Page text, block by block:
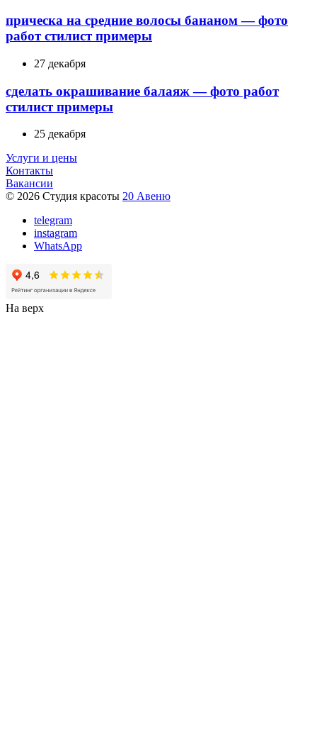
прическа на средние волосы бананом — фото
работ стилист примеры
27 декабря
сделать окрашивание балаяж — фото работ
стилист примеры
25 декабря
Услуги и цены
Контакты
Вакансии
© 2026 Студия красоты 20 Авеню
telegram
instagram
WhatsApp
На верх